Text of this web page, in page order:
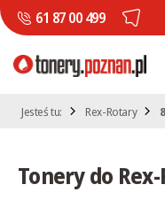
61 87 00 499
Jesteś tu: Rex-Rotary
Tonery do